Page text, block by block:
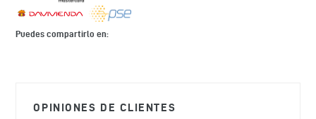
Puedes compartirlo en:
OPINIONES DE CLIENTES